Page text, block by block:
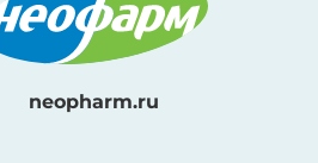
neopharm.ru